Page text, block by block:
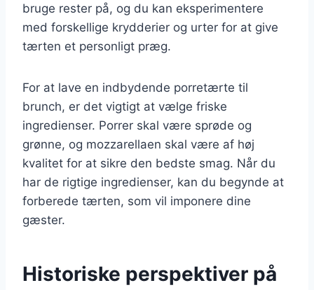
bruge rester på, og du kan eksperimentere
med forskellige krydderier og urter for at give
tærten et personligt præg.
For at lave en indbydende porretærte til
brunch, er det vigtigt at vælge friske
ingredienser. Porrer skal være sprøde og
grønne, og mozzarellaen skal være af høj
kvalitet for at sikre den bedste smag. Når du
har de rigtige ingredienser, kan du begynde at
forberede tærten, som vil imponere dine
gæster.
Historiske perspektiver på